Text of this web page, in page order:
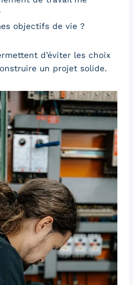
objectifs de vie ?
d’éviter les choix
un projet solide.